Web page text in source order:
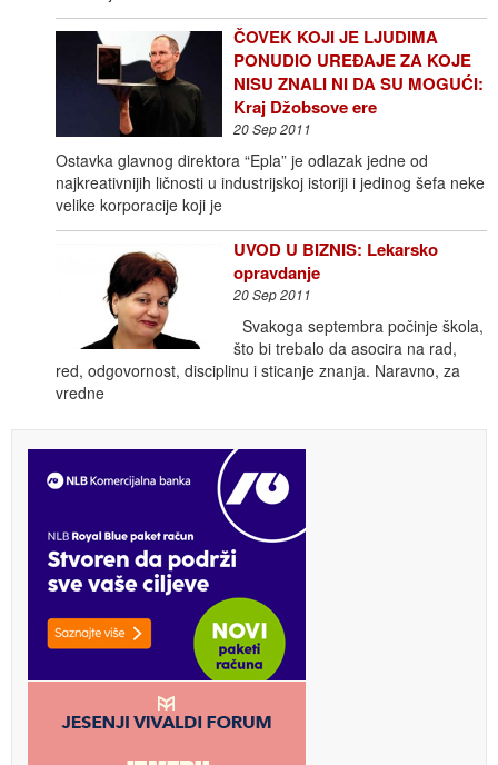
ČOVEK KOJI JE LJUDIMA
PONUDIO UREĐAJE ZA KOJE
NISU ZNALI NI DA SU MOGUĆI:
Kraj Džobsove ere
20 Sep 2011
Ostavka glavnog direktora “Epla” je odlazak jedne od
najkreativnijih ličnosti u industrijskoj istoriji i jedinog šefa neke
velike korporacije koji je
UVOD U BIZNIS: Lekarsko
opravdanje
20 Sep 2011
Svakoga septembra počinje škola,
što bi trebalo da asocira na rad,
red, odgovornost, disciplinu i sticanje znanja. Naravno, za
vredne